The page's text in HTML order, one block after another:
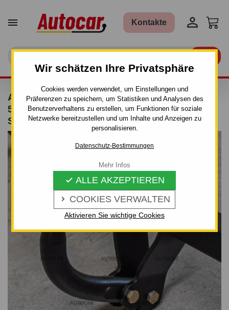
Wir schätzen Ihre Privatsphäre
Cookies werden verwendet, um Einstellungen und
Präferenzen zu speichern, um Statistiken und Analysen des
Benutzerverhaltens zu erstellen, um Funktionen für soziale
Netzwerke bereitzustellen und um Inhalte und Anzeigen zu
personalisieren.
Datenschutz-Bestimmungen
 COOKIES VERWALTEN
 ALLE AKZEPTIEREN
Aktivieren Sie wichtige Cookies
Mehr Infos
 Kontakte 
ANHÄNGERKUPPLUNG FÜR HONDA CIVIC -
5-TÜRIG. (EU__, EP__) - MANUELL–AHK
STARR - VON 2001